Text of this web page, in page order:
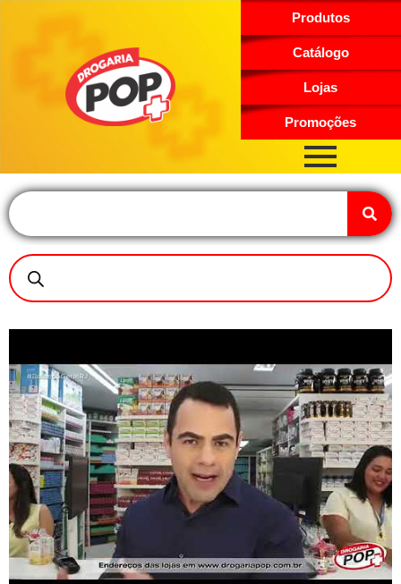
Produtos
Catálogo
Lojas
Promoções